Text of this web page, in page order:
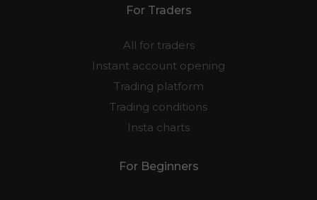
For Traders
All for traders
Instant account opening
Trading platform
Trading conditions
Insta charts
For Beginners